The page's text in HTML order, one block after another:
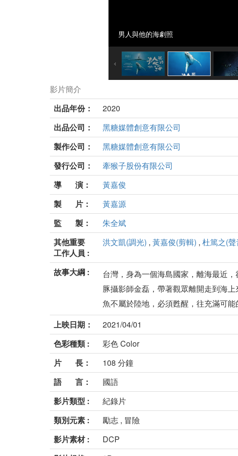
男人與他的海劇照
影片簡介
出品年份：
2020
出品公司：
黑糖媒體創意有限公司
製作公司：
黑糖媒體創意有限公司
發行公司：
牽猴子股份有限公司
導 演：
黃嘉俊
製 片：
黃嘉源
監 製：
朱全斌
其他重要
工作人員 :
洪文凱(調光) , 黃嘉俊(剪輯) , 杜篤之(聲
故事大綱 :
台灣，身為一個海島國家，離海最近
豚攝影師金磊，帶著觀眾離開走到海
魚不屬於陸地，必須甦醒，往充滿可能
上映日期：
2021/04/01
色彩種類 :
彩色 Color
片 長：
108 分鐘
語 言：
國語
影片類型 :
紀錄片
類別元素 :
勵志 , 冒險
影片素材 :
DCP